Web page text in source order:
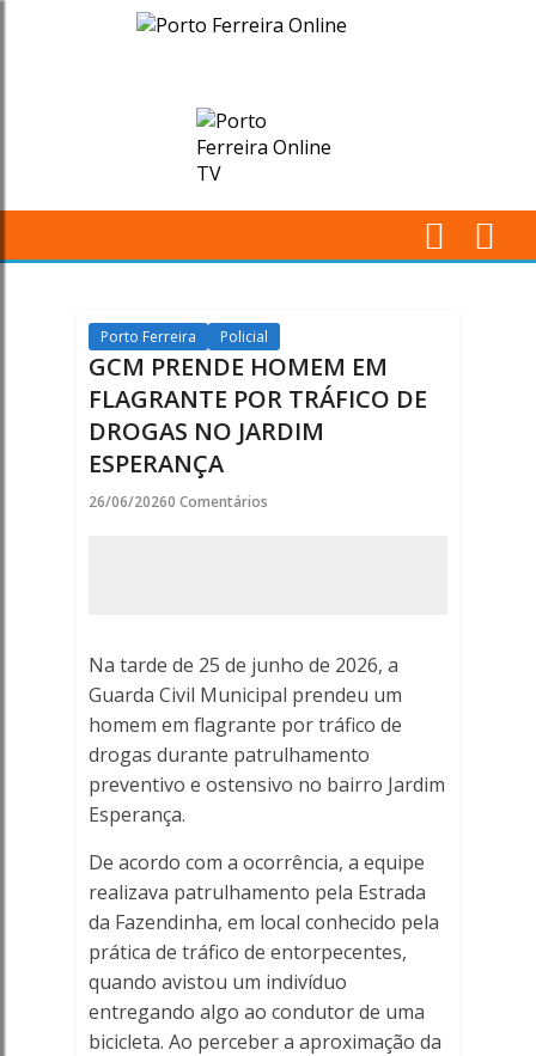
GCM
HOMEM
TRÁFICO
DE
DROGAS
NO
-
Porto
Ferreira
Online
-
Porto
Ferreira
Online
Porto Ferreira Policial
GCM PRENDE HOMEM EM
FLAGRANTE POR TRÁFICO DE
DROGAS NO JARDIM
ESPERANÇA
26/06/20260 Comentários
Na tarde de 25 de junho de 2026, a
Guarda Civil Municipal prendeu um
homem em flagrante por tráfico de
drogas durante patrulhamento
preventivo e ostensivo no bairro Jardim
Esperança.
De acordo com a ocorrência, a equipe
realizava patrulhamento pela Estrada
da Fazendinha, em local conhecido pela
prática de tráfico de entorpecentes,
quando avistou um indivíduo
entregando algo ao condutor de uma
bicicleta. Ao perceber a aproximação da